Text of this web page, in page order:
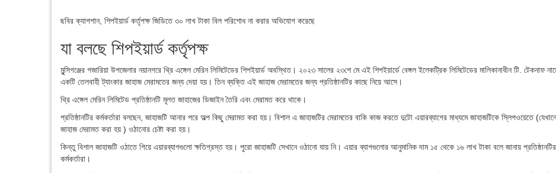
ছবির ক্যাপশান, শিপইয়ার্ড কর্তৃপক্ষ জিডিতে ৩০ লাখ টাকা বিল পরিশোধ না করার অভিযোগ করেছে
যা বলছে শিপইয়ার্ড কর্তৃপক্ষ
মুন্সিগঞ্জের গজারিয়া উপজেলার নয়ানগরে থ্রি এঙ্গেল মেরিন লিমিটেডের শিপইয়ার্ড অবস্থিত। ২০২৩ সালের ২৩শে মে এই শিপইয়ার্ডে বেঙ্গল ইলেকট্রিক লিমিটেডের মালিকানাধীন টি. টেকনাফ
একটি তেলবাহী ট্যাংকার জাহাজ মেরামতের জন্য দেয়া হয়। তিন ব্যক্তি এই জাহাজ মেরামতের জন্য প্রতিষ্ঠানটির কাছে নিয়ে আসে।
থ্রি এঙ্গেল মেরিন লিমিটেড প্রতিষ্ঠানটি মূলত জাহাজের ডিজাইন তৈরি এবং মেরামত করে থাকে।
প্রতিষ্ঠানটির কর্মকর্তারা বলছেন, জাহাজটি আনার পরে অল্প কিছু মেরামত করা হয়। বিশাল এ জাহাজটির মেরামতের বাকি কাজ করতে দুটো এয়ারব্যাগের মাধ্যমে জাহাজটিকে স্লিপওয়েতে (যেখানে
জাহাজ মেরামত করা হয় ) ওঠানোর চেষ্টা করা হয়।
কিন্তু বিশাল জাহাজটি ওঠাতে গিয়ে এয়ারব্যাগগুলো ক্ষতিগ্রস্ত হয়। পুরো জাহাজটি সেখানে ওঠানো যায় নি। এয়ার ব্যাগগুলোর আনুমানিক দাম ১৫ থেকে ১৬ লাখ টাকা বলে জানায় প্রতিষ্ঠানটির
কর্মকর্তারা।